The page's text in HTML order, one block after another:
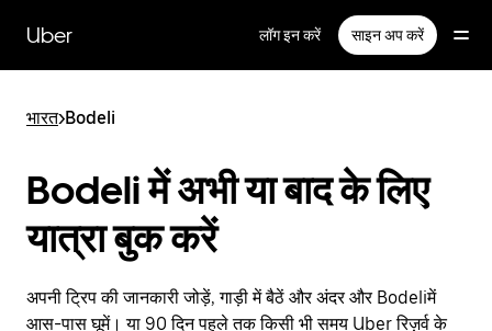
सामग्री
पर
Uber लॉग इन करें साइन अप करें
भारत>Bodeli
Bodeli में अभी या बाद के लिए
यात्रा बुक करें
अपनी ट्रिप की जानकारी जोड़ें, गाड़ी में बैठें और अंदर और Bodeliमें
आस-पास घूमें। या 90 दिन पहले तक किसी भी समय Uber रिज़र्व के